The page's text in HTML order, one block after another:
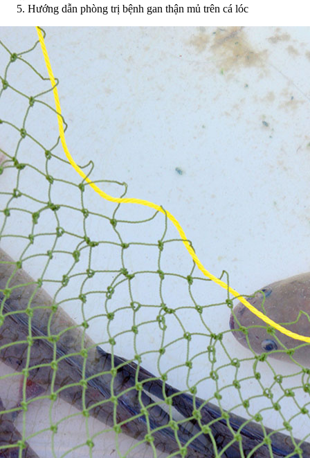
Hướng dẫn phòng trị bệnh gan thận mủ trên cá lóc